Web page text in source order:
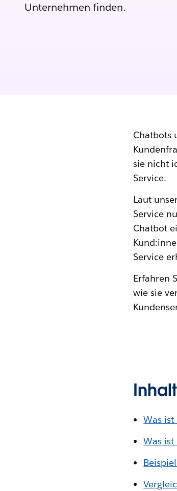
Unternehmen finden.
Chatbots
sie nicht
Service.
Laut
Service
Chatbot
Service
Erfahren
wie sie
Inhalt
Was
Was